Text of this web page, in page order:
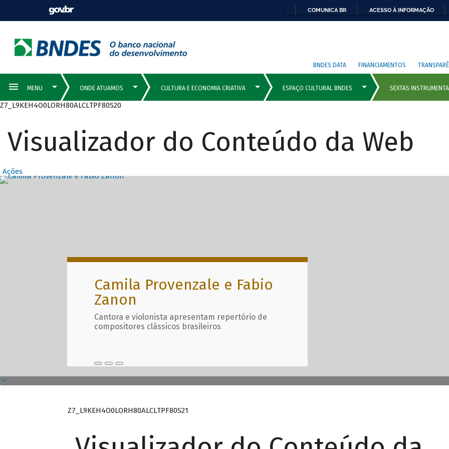
COMUNICA BR ACESSO À INFORMAÇÃO
BNDES DATA FINANCIAMENTOS
Z7_L9KEH4O0LORH80ALCLTPF80S20
Visualizador do Conteúdo da Web
Ações
Destaques Principais com
Camila Provenzale e Fabio
Zanon
Cantora e violonista apresentam repertório de
compositores clássicos brasileiros
Z7_L9KEH4O0LORH80ALCLTPF80S21